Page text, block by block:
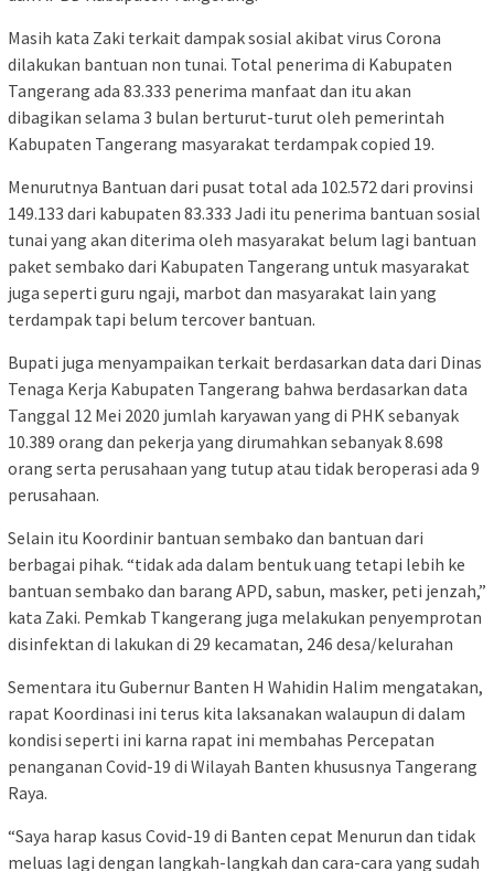
Masih kata Zaki terkait dampak sosial akibat virus Corona
dilakukan bantuan non tunai. Total penerima di Kabupaten
Tangerang ada 83.333 penerima manfaat dan itu akan
dibagikan selama 3 bulan berturut-turut oleh pemerintah
Kabupaten Tangerang masyarakat terdampak copied 19.
Menurutnya Bantuan dari pusat total ada 102.572 dari provinsi
149.133 dari kabupaten 83.333 Jadi itu penerima bantuan sosial
tunai yang akan diterima oleh masyarakat belum lagi bantuan
paket sembako dari Kabupaten Tangerang untuk masyarakat
juga seperti guru ngaji, marbot dan masyarakat lain yang
terdampak tapi belum tercover bantuan.
Bupati juga menyampaikan terkait berdasarkan data dari Dinas
Tenaga Kerja Kabupaten Tangerang bahwa berdasarkan data
Tanggal 12 Mei 2020 jumlah karyawan yang di PHK sebanyak
10.389 orang dan pekerja yang dirumahkan sebanyak 8.698
orang serta perusahaan yang tutup atau tidak beroperasi ada 9
perusahaan.
Selain itu Koordinir bantuan sembako dan bantuan dari
berbagai pihak. “tidak ada dalam bentuk uang tetapi lebih ke
bantuan sembako dan barang APD, sabun, masker, peti jenzah,”
kata Zaki. Pemkab Tkangerang juga melakukan penyemprotan
disinfektan di lakukan di 29 kecamatan, 246 desa/kelurahan
Sementara itu Gubernur Banten H Wahidin Halim mengatakan,
rapat Koordinasi ini terus kita laksanakan walaupun di dalam
kondisi seperti ini karna rapat ini membahas Percepatan
penanganan Covid-19 di Wilayah Banten khususnya Tangerang
Raya.
“Saya harap kasus Covid-19 di Banten cepat Menurun dan tidak
meluas lagi dengan langkah-langkah dan cara-cara yang sudah